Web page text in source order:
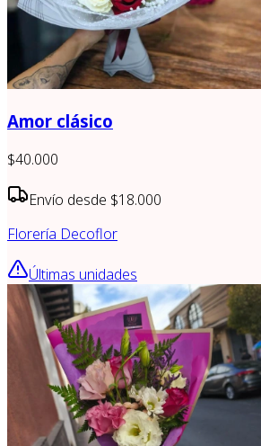
Amor clásico
$40.000
Envío desde $18.000
Florería Decoflor
Últimas unidades